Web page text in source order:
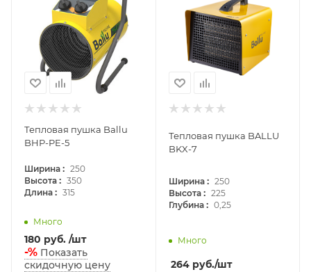
Тепловая пушка Ballu
BHP-PE-5
Ширина : 250
Высота : 350
Длина : 315
Много
180 руб. /шт
-% Показать
скидочную цену
Тепловая пушка BALLU
BKX-7
Ширина : 250
Высота : 225
Глубина : 0,25
Много
264руб./шт